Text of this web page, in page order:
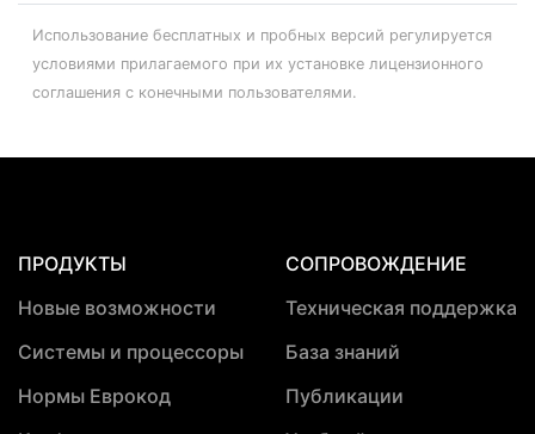
Использование бесплатных и пробных версий регулируется
условиями прилагаемого при их установке лицензионного
соглашения с конечными пользователями.
ПРОДУКТЫ
Новые возможности
Системы и процессоры
Нормы Еврокод
СОПРОВОЖДЕНИЕ
Техническая поддержка
База знаний
Публикации